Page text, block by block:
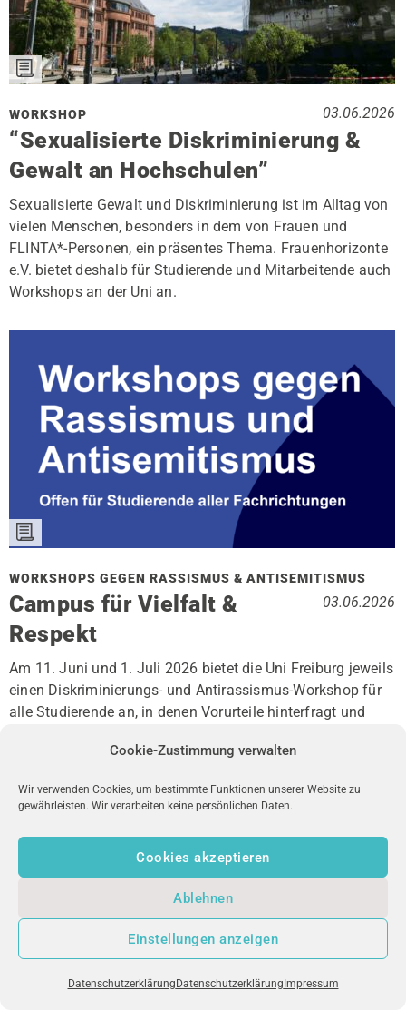
Cookie-Zustimmung verwalten
Wir verwenden Cookies, um bestimmte Funktionen unserer Website zu
gewährleisten. Wir verarbeiten keine persönlichen Daten.
Cookies akzeptieren
Ablehnen
Einstellungen anzeigen
Datenschutzerklärung Datenschutzerklärung Impressum
WORKSHOP 03.06.2026
“Sexualisierte Diskriminierung &
Gewalt an Hochschulen”
Sexualisierte Gewalt und Diskriminierung ist im Alltag von
vielen Menschen, besonders in dem von Frauen und
FLINTA*-Personen, ein präsentes Thema. Frauenhorizonte
e.V. bietet deshalb für Studierende und Mitarbeitende auch
Workshops an der Uni an.
WORKSHOPS GEGEN RASSISMUS & ANTISEMITISMUS
03.06.2026
Campus für Vielfalt &
Respekt
Am 11. Juni und 1. Juli 2026 bietet die Uni Freiburg jeweils
einen Diskriminierungs- und Antirassismus-Workshop für
alle Studierende an, in denen Vorurteile hinterfragt und